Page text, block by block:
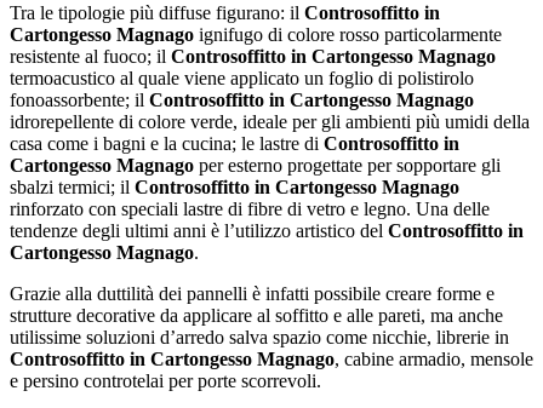
Tra le tipologie più diffuse figurano: il Controsoffitto in
Cartongesso Magnago ignifugo di colore rosso particolarmente
resistente al fuoco; il Controsoffitto in Cartongesso Magnago
termoacustico al quale viene applicato un foglio di polistirolo
fonoassorbente; il Controsoffitto in Cartongesso Magnago
idrorepellente di colore verde, ideale per gli ambienti più umidi della
casa come i bagni e la cucina; le lastre di Controsoffitto in
Cartongesso Magnago per esterno progettate per sopportare gli
sbalzi termici; il Controsoffitto in Cartongesso Magnago
rinforzato con speciali lastre di fibre di vetro e legno. Una delle
tendenze degli ultimi anni è l’utilizzo artistico del Controsoffitto in
Cartongesso Magnago.
Grazie alla duttilità dei pannelli è infatti possibile creare forme e
strutture decorative da applicare al soffitto e alle pareti, ma anche
utilissime soluzioni d’arredo salva spazio come nicchie, librerie in
Controsoffitto in Cartongesso Magnago, cabine armadio, mensole
e persino controtelai per porte scorrevoli.